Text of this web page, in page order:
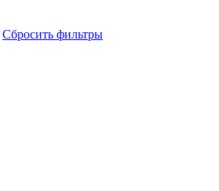
Сбросить фильтры